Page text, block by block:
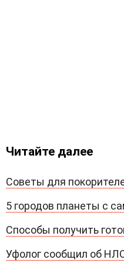
Читайте далее
Советы для
5 городов планеты с
Способы получить
Уфолог сообщил об